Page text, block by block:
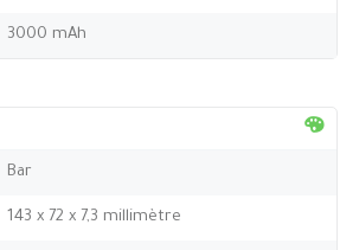
3000 mAh
Bar
143 x 72 x 7,3 millimètre